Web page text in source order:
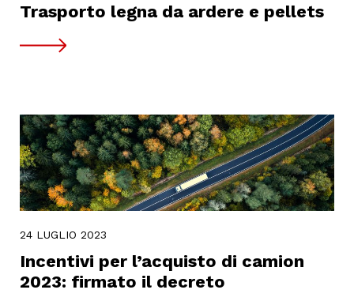
Trasporto legna da ardere e pellets
24 LUGLIO 2023
Incentivi per l’acquisto di camion
2023: firmato il decreto